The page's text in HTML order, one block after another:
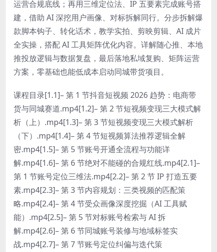
运营合规底线；再用三维定位法、IP 五要素完成账号搭
建，借助 AI 深挖用户画像、对标拆解同行。分步拆解爆
款脚本钩子、转化话术，教学实拍、剪映剪辑、AI 成片
全实操，搭配 AI 工具矩阵优化内容。详解随心推、本地
推投放逻辑与数据复盘，最后落地私域复购、矩阵运营
方案，零基础也能低成本启动同城带货项目。
课程目录[1.1]– 第 1 节抖音短视频 2026 趋势：电商带
货与同城赛道.mp4[1.2]– 第 2 节短视频变现三大模式解
析（上）.mp4[1.3]– 第 3 节短视频变现三大模式解析
（下）.mp4[1.4]– 第 4 节短视频算法推荐逻辑全解
密.mp4[1.5]– 第 5 节账号开通全流程与功能详
解.mp4[1.6]– 第 6 节绝对不能碰的合规红线.mp4[2.1]–
第 1 节账号定位三维法.mp4[2.2]– 第 2 节 IP 打造五要
素.mp4[2.3]– 第 3 节内容规划：三类视频的匹配策
略.mp4[2.4]– 第 4 节受众画像深度挖掘（AI 工具赋
能）.mp4[2.5]– 第 5 节对标账号检索与 AI 拆
解.mp4[2.6]– 第 6 节同城账号装修与地域标签实
战.mp4[2.7]– 第 7 节账号定位纠偏与迭代策